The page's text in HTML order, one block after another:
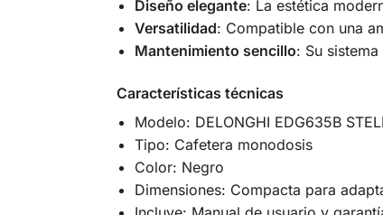
Diseño elegante: La estética
Versatilidad: Compatible con una
Mantenimiento sencillo: Su
Características técnicas
Modelo: DELONGHI EDG635B
Tipo: Cafetera monodosis
Color: Negro
Dimensiones: Compacta para